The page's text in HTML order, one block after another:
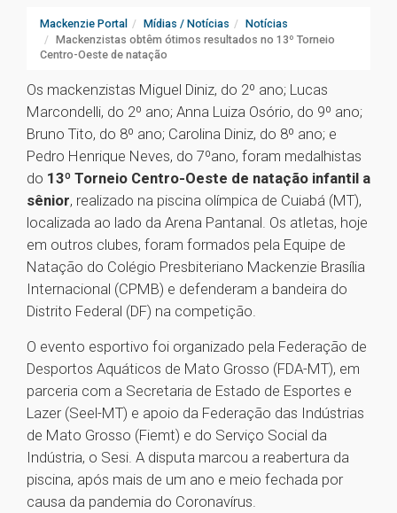
Mackenzie Portal Mídias / Notícias
Notícias
Mackenzistas obtêm ótimos resultados no 13º Torneio
Centro-Oeste de natação
Os mackenzistas Miguel Diniz, do 2º ano; Lucas
Marcondelli, do 2º ano; Anna Luiza Osório, do 9º ano;
Bruno Tito, do 8º ano; Carolina Diniz, do 8º ano; e
Pedro Henrique Neves, do 7ºano, foram medalhistas
do 13º Torneio Centro-Oeste de natação infantil a
sênior, realizado na piscina olímpica de Cuiabá (MT),
localizada ao lado da Arena Pantanal. Os atletas, hoje
em outros clubes, foram formados pela Equipe de
Natação do Colégio Presbiteriano Mackenzie Brasília
Internacional (CPMB) e defenderam a bandeira do
Distrito Federal (DF) na competição.
O evento esportivo foi organizado pela Federação de
Desportos Aquáticos de Mato Grosso (FDA-MT), em
parceria com a Secretaria de Estado de Esportes e
Lazer (Seel-MT) e apoio da Federação das Indústrias
de Mato Grosso (Fiemt) e do Serviço Social da
Indústria, o Sesi. A disputa marcou a reabertura da
piscina, após mais de um ano e meio fechada por
causa da pandemia do Coronavírus.